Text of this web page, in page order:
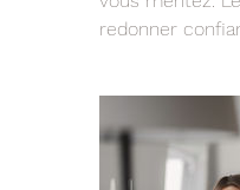
redonner